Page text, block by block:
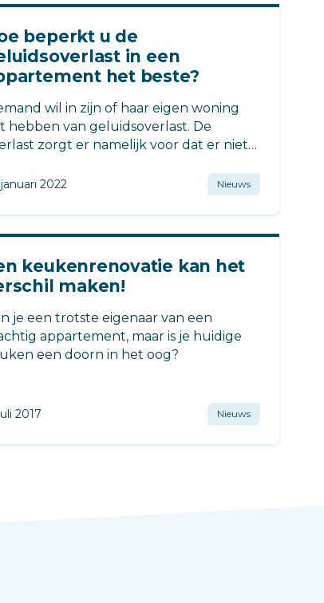
beperkt u de
in een
het beste?
wil in zijn of haar eigen woning
hebben van geluidsoverlast. De
zorgt er namelijk voor dat er niet
woning.
2022 Nieuws
keukenrenovatie kan het
maken!
je een trotste eigenaar van een
appartement, maar is je huidige
een doorn in het oog?
2017 Nieuws